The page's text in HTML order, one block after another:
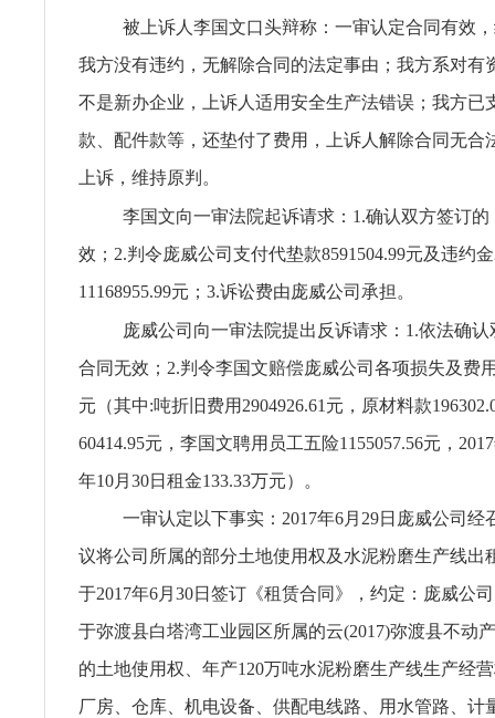
被上诉人李国文口头辩称：一审认定合同有效
我方没有违约，无解除合同的法定事由；我方系对有
不是新办企业，上诉人适用安全生产法错误；我方已
款、配件款等，还垫付了费用，上诉人解除合同无合
上诉，维持原判。
李国文向一审法院起诉请求：1.确认双方签订
效；2.判令庞威公司支付代垫款8591504.99元及违约
11168955.99元；3.诉讼费由庞威公司承担。
庞威公司向一审法院提出反诉请求：1.依法确
合同无效；2.判令李国文赔偿庞威公司各项损失及费
元（其中:吨折旧费用2904926.61元，原材料款
60414.95元，李国文聘用员工五险1155057.56元，
年10月30日租金133.33万元）。
一审认定以下事实：2017年6月29日庞威公司经
议将公司所属的部分土地使用权及水泥粉磨生产线出
于2017年6月30日签订《租赁合同》，约定：庞威公
于弥渡县白塔湾工业园区所属的云(2017)弥渡县不动
的土地使用权、年产120万吨水泥粉磨生产线生产经
厂房、仓库、机电设备、供配电线路、用水管路、计